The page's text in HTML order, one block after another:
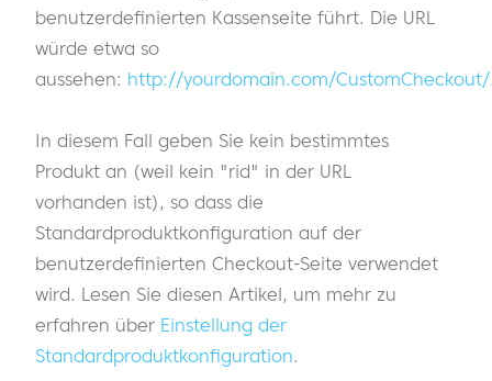
benutzerdefinierten Kassenseite führt. Die URL
würde etwa so
aussehen: http://yourdomain.com/
In diesem Fall geben Sie kein bestimmtes
Produkt an (weil kein "rid" in der URL
vorhanden ist), so dass die
Standardproduktkonfiguration auf der
benutzerdefinierten Checkout-Seite verwendet
wird. Lesen Sie diesen Artikel, um mehr zu
erfahren über Einstellung der
Standardproduktkonfiguration.